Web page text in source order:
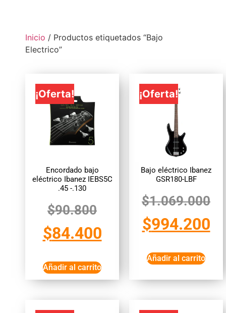
Inicio / Productos etiquetados “Bajo
Electrico”
¡Oferta!
Encordado bajo
eléctrico Ibanez IEBS5C
.45 -.130
$90.800
$84.400
Añadir al carrito
¡Oferta!
Bajo eléctrico Ibanez
GSR180-LBF
$1.069.000
$994.200
Añadir al carrito